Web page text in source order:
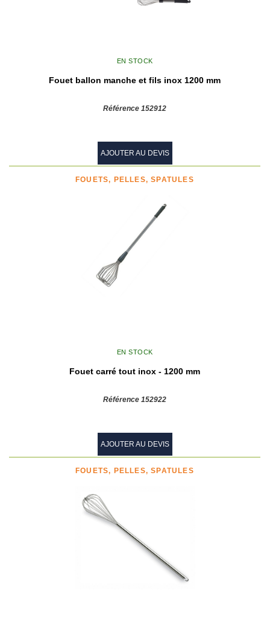
EN STOCK
Fouet ballon manche et fils inox 1200 mm
Référence 152912
AJOUTER AU DEVIS
FOUETS, PELLES, SPATULES
EN STOCK
Fouet carré tout inox - 1200 mm
Référence 152922
AJOUTER AU DEVIS
FOUETS, PELLES, SPATULES